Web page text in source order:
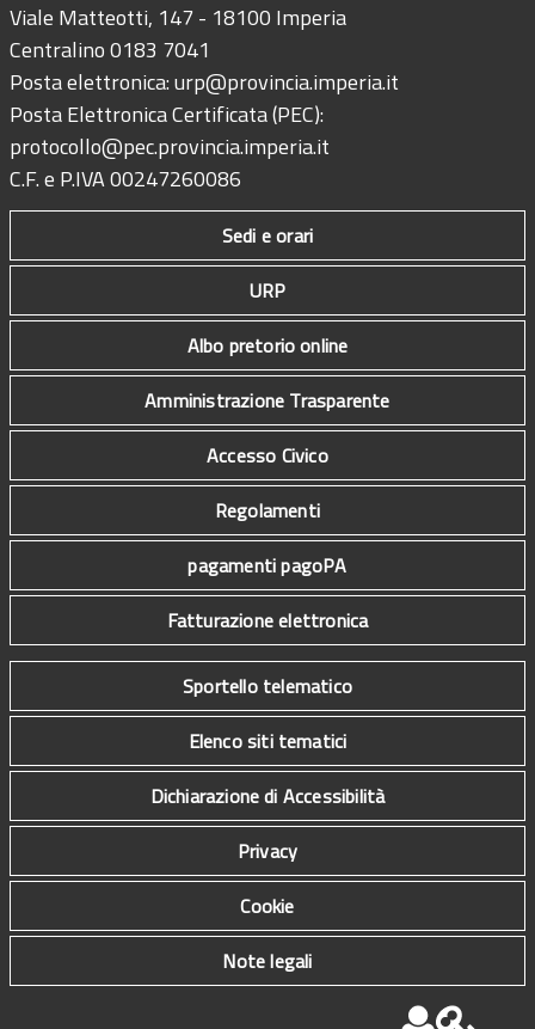
Viale Matteotti, 147 - 18100 Imperia
Centralino 0183 7041
Posta elettronica:urp@provincia.imperia.it
Posta Elettronica Certificata (PEC):
protocollo@pec.provincia.imperia.it
C.F. e P.IVA 00247260086
Sedi e orari
URP
Albo pretorio online
Amministrazione Trasparente
Accesso Civico
Regolamenti
pagamenti pagoPA
Fatturazione elettronica
Sportello telematico
Elenco siti tematici
Dichiarazione di Accessibilità
Privacy
Cookie
Note legali